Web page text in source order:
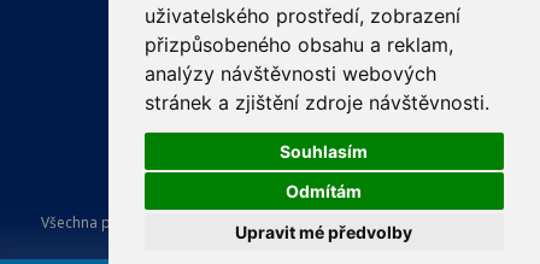
uživatelského prostředí, zobrazení
přizpůsobeného obsahu a reklam,
analýzy návštěvnosti webových
stránek a zjištění zdroje návštěvnosti.
Souhlasím
Odmítám
Upravit mé předvolby
PRO VEŘEJNOST
VZDĚLÁVÁNÍ
Všechna práva vyhrazena Česká lékařská komora. Tvorba a provoz
ISSA CZECH s.r.o..